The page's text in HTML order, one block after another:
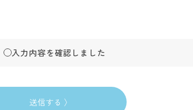
入力内容を確認しました